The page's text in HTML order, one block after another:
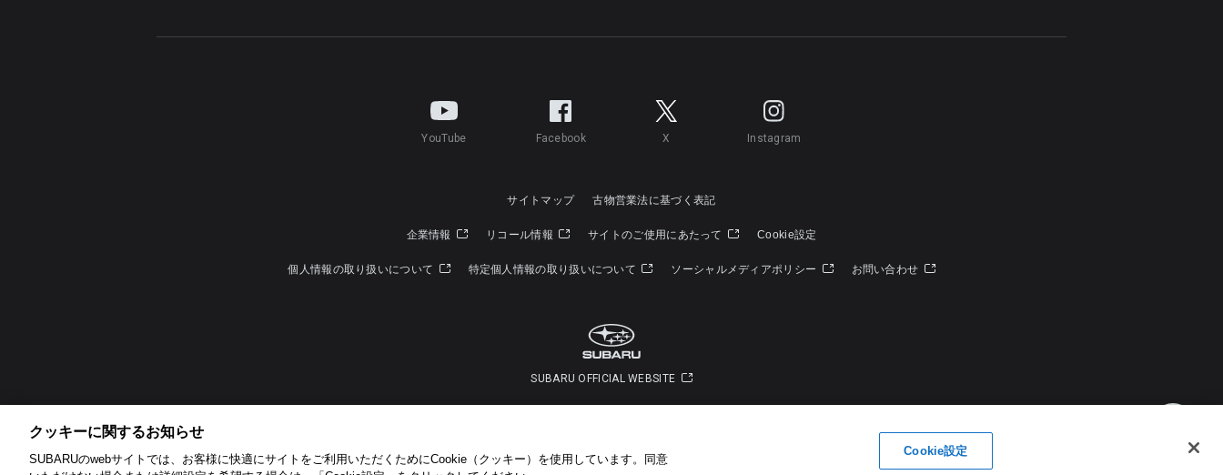
YouTube Facebook X Instagram
サイトマップ 古物営業法に基づく表記
企業情報 リコール情報 サイトのご使用にあたって Cookie設定
個人情報の取り扱いについて 特定個人情報の取り扱いについて ソーシャルメディアポリシー お問い合わせ
SUBARU OFFICIAL WEBSITE
クッキーに関するお知らせ​
SUBARUのwebサイトでは、お客様に快適にサイトをご利用いただくためにCookie（クッキー）を使用しています。​ 同意
Cookie設定